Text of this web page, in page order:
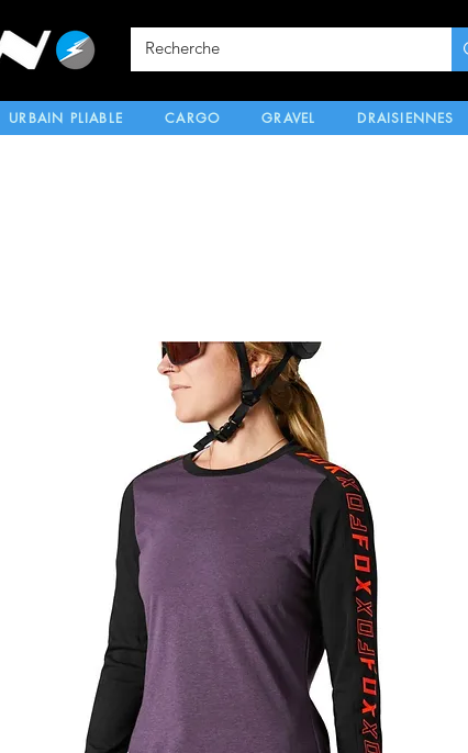
URBAIN PLIABLE CARGO GRAVEL DRAISIENNES